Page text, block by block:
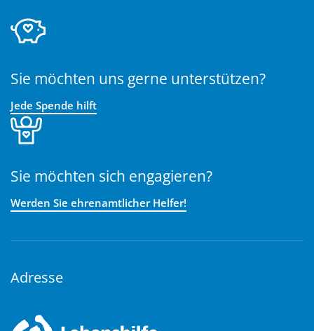
Sie möchten uns gerne unterstützen?
Jede Spende hilft
Sie möchten sich engagieren?
Werden Sie ehrenamtlicher Helfer!
Adresse